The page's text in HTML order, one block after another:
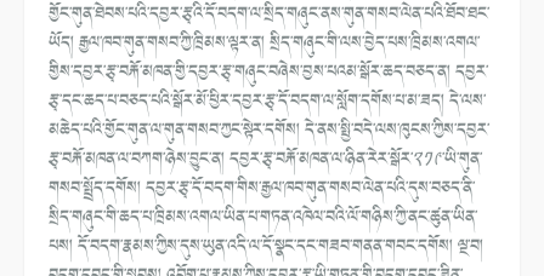
གྱོང་གུན་ཐེབས་པའི་དབྱར་རྩྭའི་དོ་བདག་ལ་སྲིད་གཞུང་ནས་གུན་གསབ་ལེན་པའི་ཐོབ་ཐང་
ཡོད། རྒྱལ་ཁབ་གུན་གསབ་ཀྱི་ཁྲིམས་ལྟར་ན། སྲིད་གཞུང་གི་ལས་བྱེད་པས་ཁྲིམས་འགལ་
གྱིས་དབྱར་རྩྭ་བརྐོ་མཁན་གྱི་དབྱར་རྩྭ་གཞུང་བཞེས་བྱས་པའམ་སྒོར་ཆད་བཅད་ན། དབྱར་
རྩྭ་དང་ཆད་པ་བཅད་པའི་སྒོར་མོ་ཕྱིར་དབྱར་རྩྭ་དོ་བདག་ལ་སློག་དགོས་པ་མ་ཟད། དེ་ལས་
མཆེད་པའི་གྱོང་གུན་ལ་གུན་གསབ་ཀྱང་སྟེར་དགོས། དེ་ནས་སྤྱི་བདེ་ལས་ཁུངས་ཀྱིས་དབྱར་
རྩྭ་བརྐོ་མཁན་ལ་བཀག་ཉེས་བྱུང་ན། དབྱར་རྩྭ་བརྐོ་མཁན་ལ་ཉིན་རེར་སྒོར་༢༡༩་ཡི་གུན་
གསབ་སྤྲོད་དགོས། དབྱར་རྩྭ་དོ་བདག་གིས་རྒྱལ་ཁབ་གུན་གསབ་ལེན་པའི་དུས་བཅད་ནི་
སྲིད་གཞུང་གི་ཆད་པ་ཁྲིམས་འགལ་ཡིན་པ་གཏན་འཁེལ་བའི་ལོ་གཉིས་ཀྱི་ནང་ཚུན་ཡིན་
པས། དོ་བདག་རྣམས་ཀྱིས་དུས་ཡུན་འདི་ལ་དོ་སྣང་དང་གཟབ་གནན་གབང་དགོས། ལྔ་བ།